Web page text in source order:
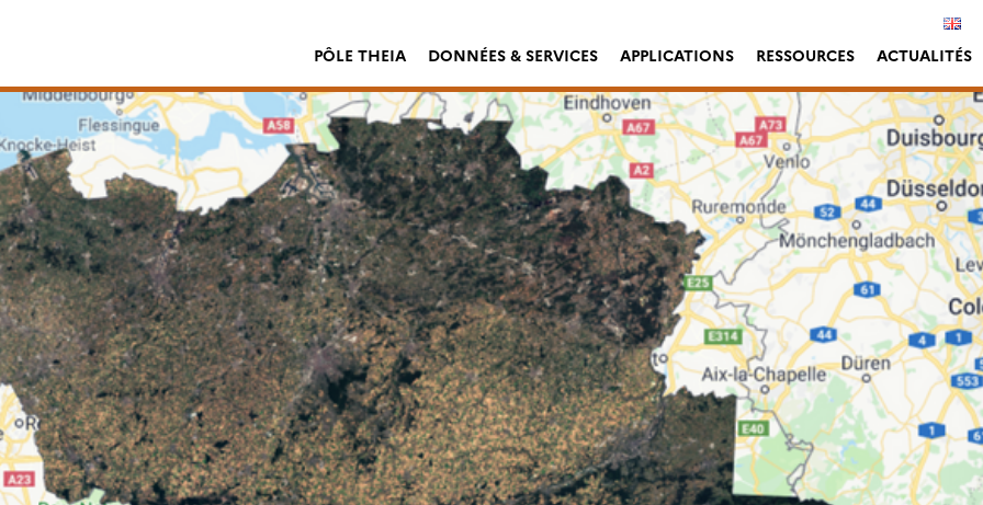
PÔLE THEIA DONNÉES & SERVICES APPLICATIONS RESSOURCES ACTUALITÉS